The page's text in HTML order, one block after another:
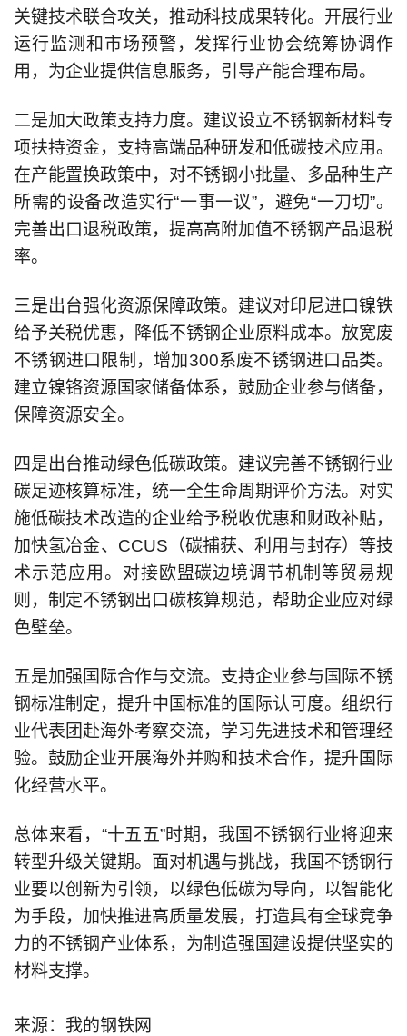
关键技术联合攻关，推动科技成果转化。开展行业
运行监测和市场预警，发挥行业协会统筹协调作
用，为企业提供信息服务，引导产能合理布局。
二是加大政策支持力度。建议设立不锈钢新材料专
项扶持资金，支持高端品种研发和低碳技术应用。
在产能置换政策中，对不锈钢小批量、多品种生产
所需的设备改造实行“一事一议”，避免“一刀切”。
完善出口退税政策，提高高附加值不锈钢产品退税
率。
三是出台强化资源保障政策。建议对印尼进口镍铁
给予关税优惠，降低不锈钢企业原料成本。放宽废
不锈钢进口限制，增加300系废不锈钢进口品类。
建立镍铬资源国家储备体系，鼓励企业参与储备，
保障资源安全。
四是出台推动绿色低碳政策。建议完善不锈钢行业
碳足迹核算标准，统一全生命周期评价方法。对实
施低碳技术改造的企业给予税收优惠和财政补贴，
加快氢冶金、CCUS（碳捕获、利用与封存）等技
术示范应用。对接欧盟碳边境调节机制等贸易规
则，制定不锈钢出口碳核算规范，帮助企业应对绿
色壁垒。
五是加强国际合作与交流。支持企业参与国际不锈
钢标准制定，提升中国标准的国际认可度。组织行
业代表团赴海外考察交流，学习先进技术和管理经
验。鼓励企业开展海外并购和技术合作，提升国际
化经营水平。
总体来看，“十五五”时期，我国不锈钢行业将迎来
转型升级关键期。面对机遇与挑战，我国不锈钢行
业要以创新为引领，以绿色低碳为导向，以智能化
为手段，加快推进高质量发展，打造具有全球竞争
力的不锈钢产业体系，为制造强国建设提供坚实的
材料支撑。
来源：我的钢铁网